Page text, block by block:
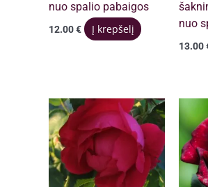
nuo spalio pabaigos
12.00€ Į krepšelį
nuo
13.00